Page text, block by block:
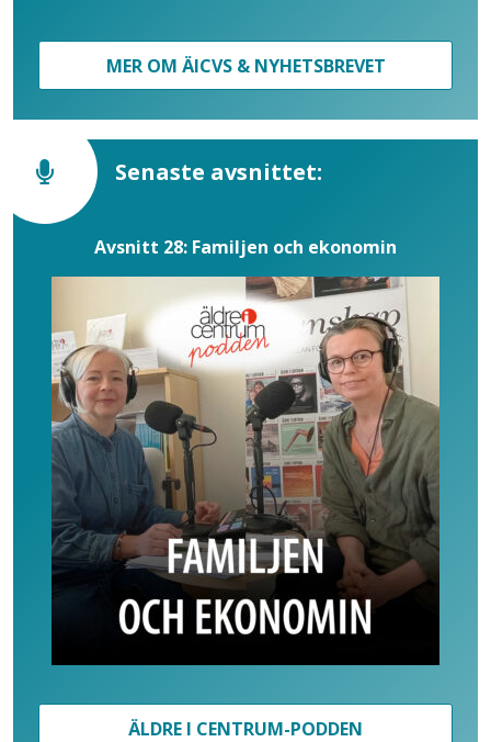
MER OM ÄICVS & NYHETSBREVET
Senaste avsnittet:
Avsnitt 28: Familjen och ekonomin
ÄLDRE I CENTRUM-PODDEN